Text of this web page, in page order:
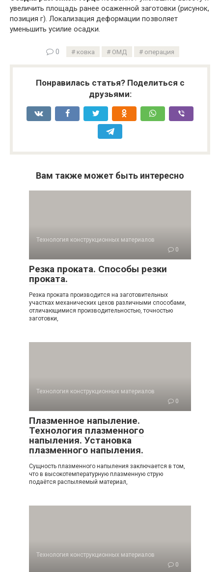
увеличить площадь ранее осаженной заготовки (рисунок,
позиция г). Локализация деформации позволяет
уменьшить усилие осадки.
0 ковка ОМД операция
Понравилась статья? Поделиться с
друзьями:
Вам также может быть интересно
Технология конструкционных материалов
0
Резка проката. Способы резки
проката.
Резка проката производится на заготовительных
участках механических цехов различными способами,
отличающимися производительностью, точностью
заготовки,
Технология конструкционных материалов
0
Плазменное напыление.
Технология плазменного
напыления. Установка
плазменного напыления.
Сущность плазменного напыления заключается в том,
что в высокотемпературную плазменную струю
подаётся распыляемый материал,
Технология конструкционных материалов
0